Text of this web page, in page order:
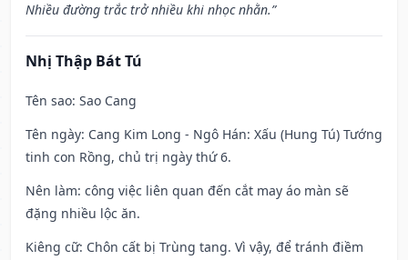
Nhiều đường trắc trở nhiều khi nhọc nhằn.”
Nhị Thập Bát Tú
Tên sao: Sao Cang
Tên ngày: Cang Kim Long - Ngô Hán: Xấu (Hung Tú) Tướng
tinh con Rồng, chủ trị ngày thứ 6.
Nên làm: công việc liên quan đến cắt may áo màn sẽ
đặng nhiều lộc ăn.
Kiêng cữ: Chôn cất bị Trùng tang. Vì vậy, để tránh điềm